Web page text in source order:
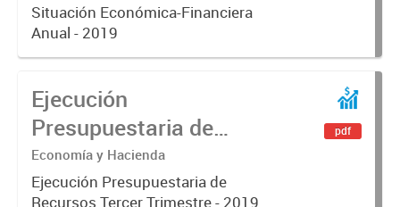
Situación Económica-Financiera
Anual - 2019
Ejecución
Presupuestaria de
Recursos Tercer
Trimestre - 2019
Economía y Hacienda
Ejecución Presupuestaria de
Recursos Tercer Trimestre - 2019
pdf